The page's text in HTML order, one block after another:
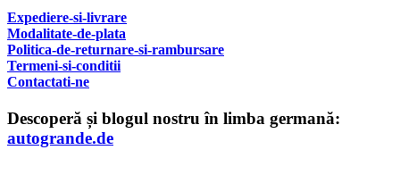
Expediere-si-livrare
Modalitate-de-plata
Politica-de-returnare-si-rambursare
Termeni-si-conditii
Contactati-ne
Descoperă și blogul nostru în limba germană:
autogrande.de